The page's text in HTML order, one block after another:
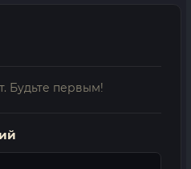
Будьте первым!